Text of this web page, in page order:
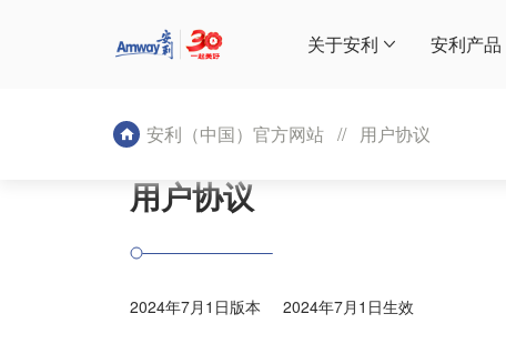
关于安利 安利产品
安利（中国）官方网站 // 用户协议
用户协议
2024年7月1日版本 2024年7月1日生效